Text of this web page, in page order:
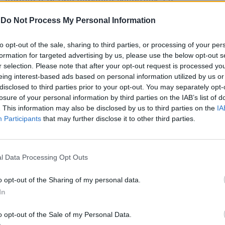
Do Not Process My Personal Information
opt-out of the sale, sharing to third parties, or processing of your
for targeted advertising by us, please use the below opt-out
selection. Please note that after your opt-out request is processed
interest-based ads based on personal information utilized by us
to third parties prior to your opt-out. You may separately
of your personal information by third parties on the IAB’s list of
This information may also be disclosed by us to third parties on the
Participants that may further disclose it to other third parties.
Data Processing Opt Outs
opt-out of the Sharing of my personal data.
opt-out of the Sale of my Personal Data.
con altre parole al miele: «Io penso
si chiamava Silvio Berlusconi». E lo stesso
rivolto agli altri leader della
tutti in prima fila accanto ad Attilio
«Maurizio, Silvio e Giorgia per me
non solo colleghi di lavoro». Dal canto
parla della Lombardia come della
dove «vinceremo alla grande».
dopo le elezioni regionali anche nel
e lunedì, gli occhi saranno puntati
dei partiti e il voto sarà un primo test
«Il messaggio politico è anche un
dice a chiare lettere
Meloni elogia la Lombardia, che «è uno
motore di questa nazione, è una grande
E io so che Attilio Fontana è la persona